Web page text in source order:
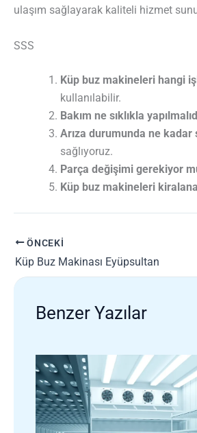
ulaşım sağlayarak kaliteli hizmet
SSS
Küp buz makineleri hangi
kullanılabilir.
Bakım ne sıklıkla
Arıza durumunda ne
sağlıyoruz.
Parça değişimi gerekiyor
Küp buz makineleri
ÖNCEKI
Küp Buz Makinası Eyüpsultan
Benzer Yazılar